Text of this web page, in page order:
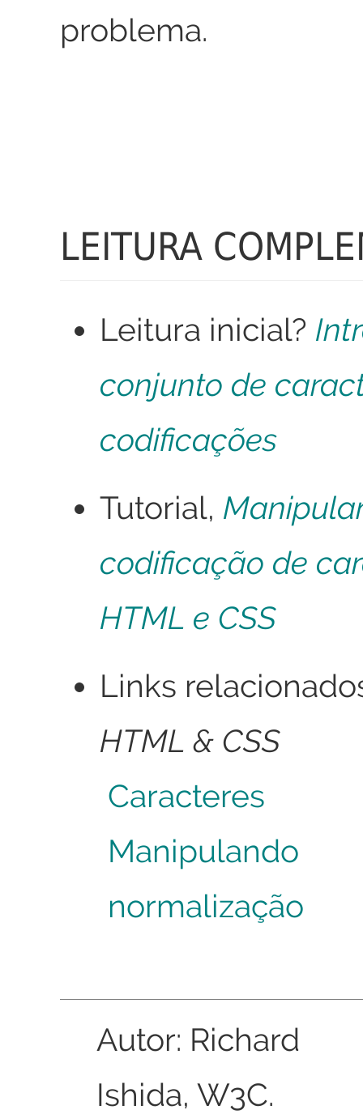
problema.
LEITURA
Leitura inicial?
conjunto de
codificações
Tutorial,
codificação de
HTML e CSS
Links
HTML & CSS
Caracteres
Manipulando
normalização
Autor: Richard
Ishida, W3C.